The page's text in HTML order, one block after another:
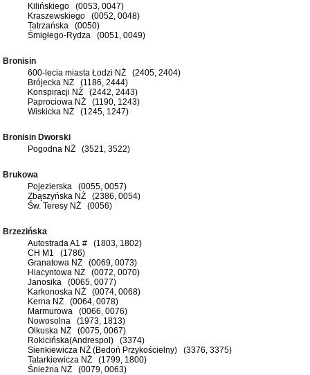
Kilińskiego (0053, 0047)
Kraszewskiego (0052, 0048)
Tatrzańska (0050)
Śmigłego-Rydza (0051, 0049)
Bronisin
600-lecia miasta Łodzi NŻ (2405, 2404)
Brójecka NŻ (1186, 2444)
Konspiracji NŻ (2442, 2443)
Paprociowa NŻ (1190, 1243)
Wiskicka NŻ (1245, 1247)
Bronisin Dworski
Pogodna NŻ (3521, 3522)
Brukowa
Pojezierska (0055, 0057)
Zbąszyńska NŻ (2386, 0054)
Św. Teresy NŻ (0056)
Brzezińska
Autostrada A1 # (1803, 1802)
CH M1 (1786)
Granatowa NŻ (0069, 0073)
Hiacyntowa NŻ (0072, 0070)
Janosika (0065, 0077)
Karkonoska NŻ (0074, 0068)
Kerna NŻ (0064, 0078)
Marmurowa (0066, 0076)
Nowosolna (1973, 1813)
Olkuska NŻ (0075, 0067)
Rokicińska(Andrespol) (3374)
Sienkiewicza NŻ (Bedoń Przykościelny) (3376, 3375)
Tatarkiewicza NŻ (1799, 1800)
Śnieżna NŻ (0079, 0063)